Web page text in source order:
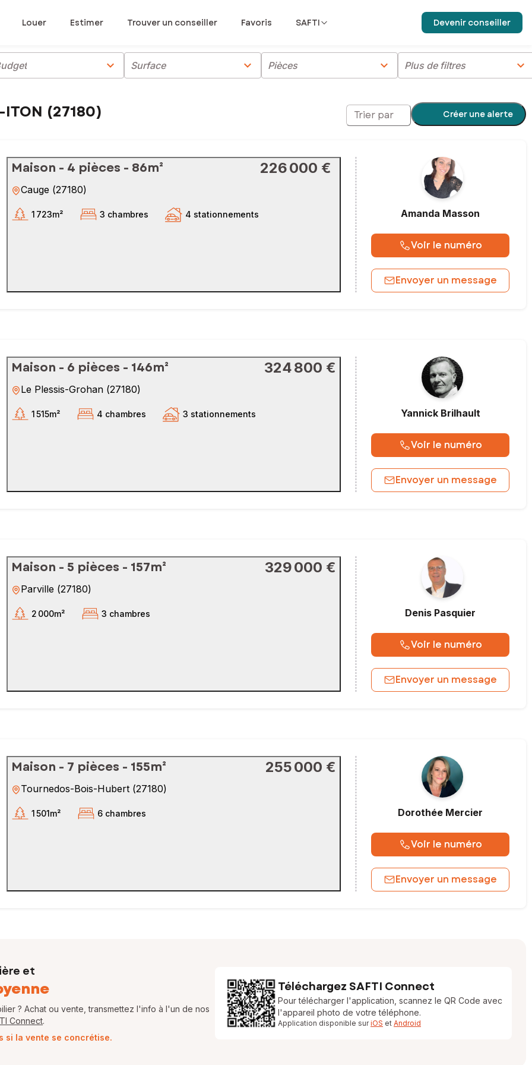
Louer Estimer Trouver un conseiller Favoris SAFTI Devenir conseiller
chevron_right Surface chevron_right Pièces chevron_right Plus de filtres chevron_right
ITON (27180) Trier par Créer une alerte
Maison - 4 pièces - 86m² 226 000 €
Cauge (27180)
1 723m² 3 chambres 4 stationnements Amanda Masson
Voir le numéro
Envoyer un message
Maison - 6 pièces - 146m² 324 800 €
Le Plessis-Grohan (27180)
1 515m² 4 chambres 3 stationnements Yannick Brilhault
Voir le numéro
Envoyer un message
Maison - 5 pièces - 157m² 329 000 €
Parville (27180)
2 000m² 3 chambres Denis Pasquier
Voir le numéro
Envoyer un message
Maison - 7 pièces - 155m² 255 000 €
Tournedos-Bois-Hubert (27180)
1 501m² 6 chambres Dorothée Mercier
Voir le numéro
Envoyer un message
et
? Achat ou vente, transmettez l'info à l'un de nos
Connect.
si la vente se concrétise.
Téléchargez SAFTI Connect
Pour télécharger l'application, scannez le QR Code avec
l'appareil photo de votre téléphone.
Application disponible suriOS et Android